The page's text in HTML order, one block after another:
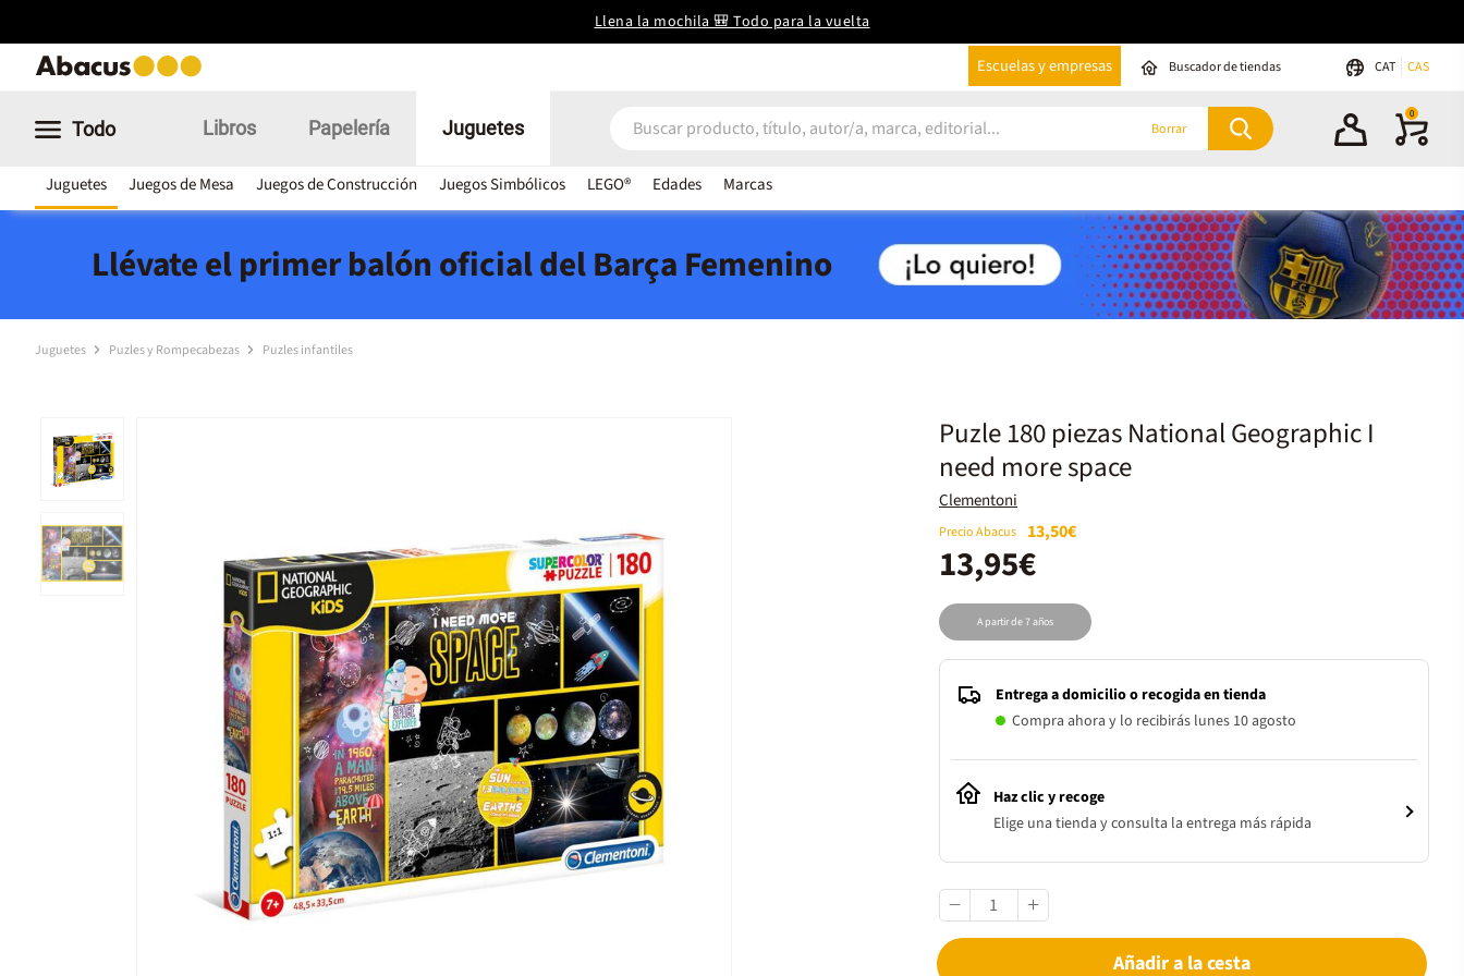
Llena la mochila 🎒 Todo para la vuelta
Escuelas y empresas Buscador de tiendas CAT CAS
Todo Libros Papelería Juguetes
Juguetes Juegos de Mesa Juegos de Construcción Juegos Simbólicos LEGO® Edades Marcas
Borrar
0
Llévate el primer balón oficial del Barça Femenino
Juguetes Puzles y Rompecabezas Puzles infantiles
Puzle 180 piezas National Geographic I
need more space
Clementoni
Precio Abacus 13,50€
13,95€
A partir de 7 años
Entrega a domicilio o recogida en tienda
Compra ahora y lo recibirás lunes 10 agosto
Haz clic y recoge
Elige una tienda y consulta la entrega más rápida
Añadir a la cesta